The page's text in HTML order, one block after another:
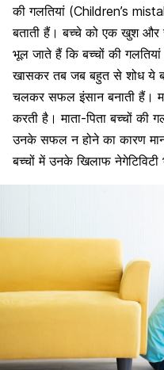
की गलतियां (Children’s
बताती हैं। बच्चे को एक खुश
भूल जाते हैं किबच्चों की गलतियां
खासकर तब जब बहुत से शोध ये
चलकर सफल इंसान बनाती हैं।
करती है।माता-पिता बच्चों की
उनके सफल न होने का कारण
बच्चों में उनके खिलाफ नेगेटिविटी